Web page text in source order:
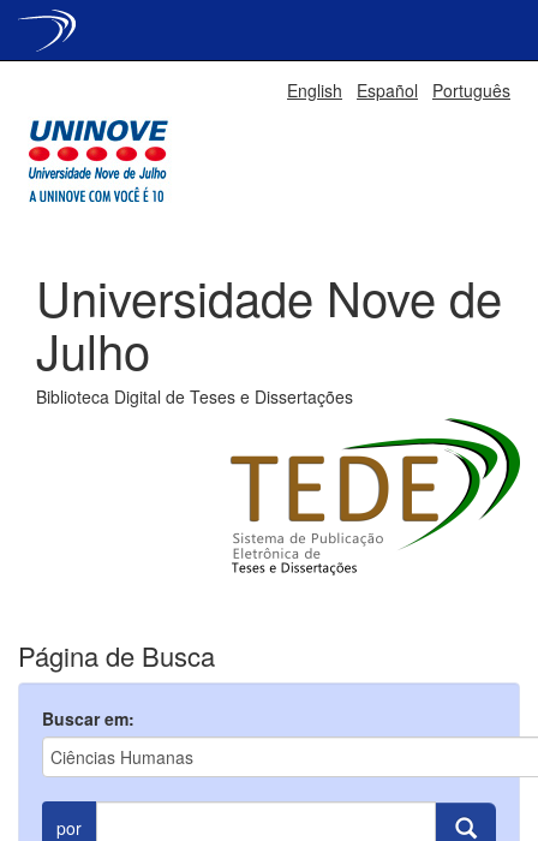
English Español Português
Universidade Nove de
Julho
Biblioteca Digital de Teses e Dissertações
Página de Busca
Buscar em:
por